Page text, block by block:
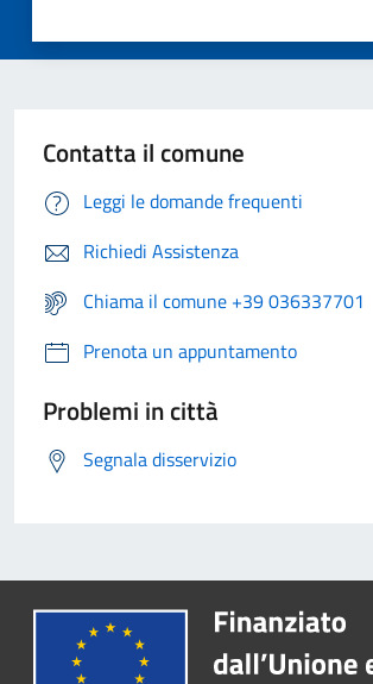
Contatta il comune
Leggi le domande frequenti
Richiedi Assistenza
Chiama il comune +39 036337701
Prenota un appuntamento
Problemi in città
Segnala disservizio